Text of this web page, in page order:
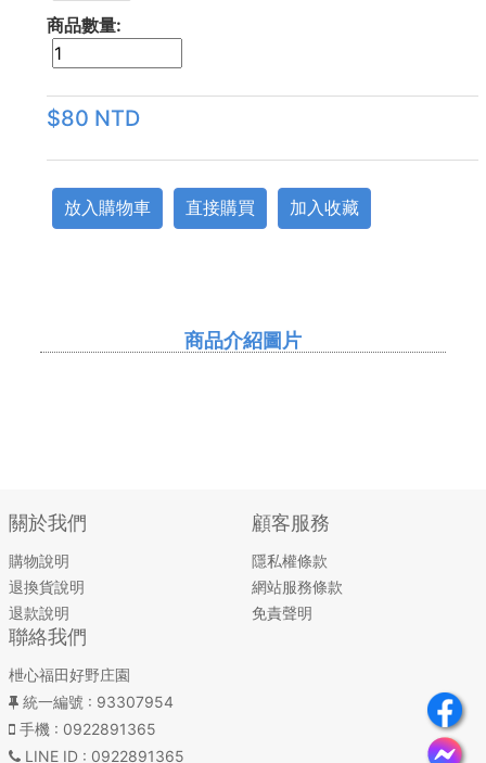
商品數量:
$80 NTD
放入購物車 直接購買 加入收藏
商品介紹圖片
關於我們
購物說明
退換貨說明
退款說明
顧客服務
隱私權條款
網站服務條款
免責聲明
聯絡我們
枻心福田好野庄園
統一編號 : 93307954
手機 : 0922891365
LINE ID : 0922891365